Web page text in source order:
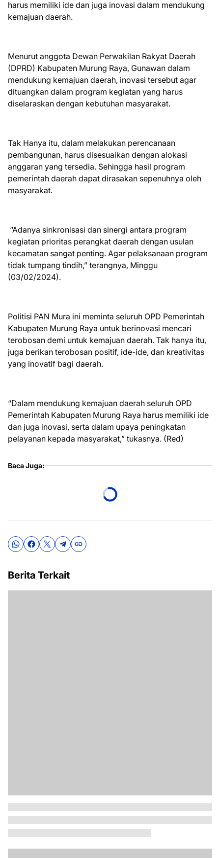
harus memiliki ide dan juga inovasi dalam mendukung
kemajuan daerah.
Menurut anggota Dewan Perwakilan Rakyat Daerah
(DPRD) Kabupaten Murung Raya, Gunawan dalam
mendukung kemajuan daerah, inovasi tersebut agar
dituangkan dalam program kegiatan yang harus
diselaraskan dengan kebutuhan masyarakat.
Tak Hanya itu, dalam melakukan perencanaan
pembangunan, harus disesuaikan dengan alokasi
anggaran yang tersedia. Sehingga hasil program
pemerintah daerah dapat dirasakan sepenuhnya oleh
masyarakat.
“Adanya sinkronisasi dan sinergi antara program
kegiatan prioritas perangkat daerah dengan usulan
kecamatan sangat penting. Agar pelaksanaan program
tidak tumpang tindih,” terangnya, Minggu
(03/02/2024).
Politisi PAN Mura ini meminta seluruh OPD Pemerintah
Kabupaten Murung Raya untuk berinovasi mencari
terobosan demi untuk kemajuan daerah. Tak hanya itu,
juga berikan terobosan positif, ide-ide, dan kreativitas
yang inovatif bagi daerah.
“Dalam mendukung kemajuan daerah seluruh OPD
Pemerintah Kabupaten Murung Raya harus memiliki ide
dan juga inovasi, serta dalam upaya peningkatan
pelayanan kepada masyarakat,” tukasnya. (Red)
Baca Juga:
Berita Terkait